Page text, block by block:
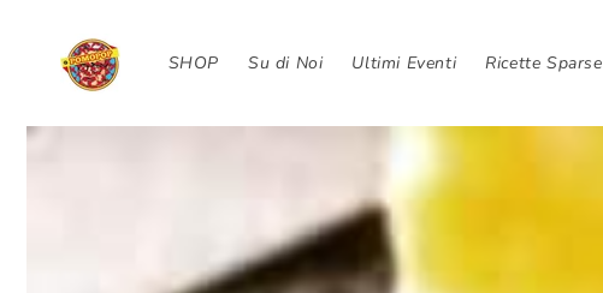
content
SHOP Su di Noi Ultimi Eventi Ricette Sparse